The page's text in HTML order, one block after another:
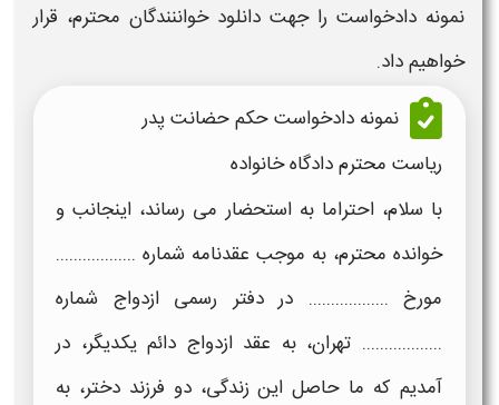
نمونه دادخواست را جهت دانلودخواننندگان محترم، قرار
خواهیم داد.
نمونه دادخواست حکم حضانت پدر
ریاست محترم دادگاه خانواده
با سلام، احتراما به استحضار می رساند، اینجانب و
خوانده محترم، به موجب عقدنامه شماره ..................
مورخ .................. در دفتر رسمی ازدواج شماره
.................. تهران، به عقد ازدواج دائم یکدیگر، در
آمدیم که ما حاصل این زندگی، دو فرزند دختر، به